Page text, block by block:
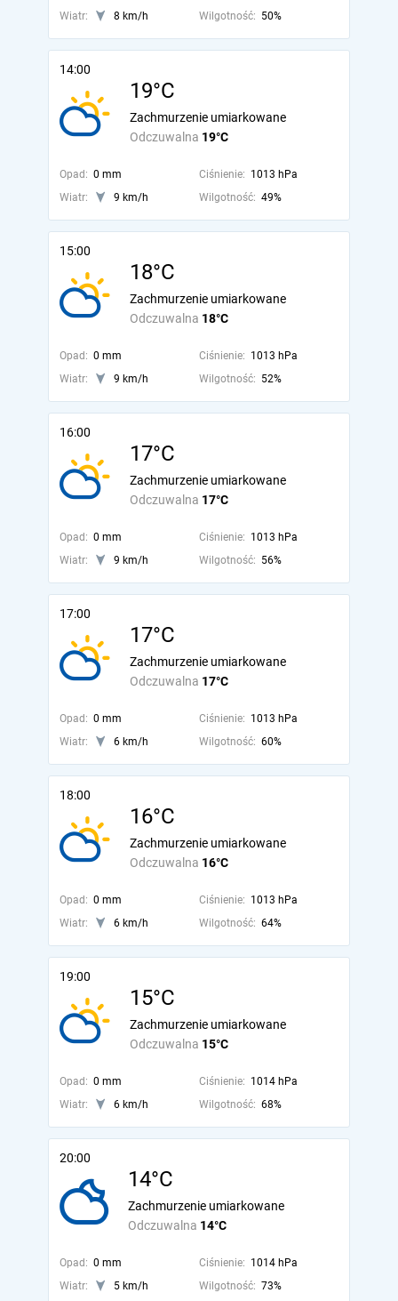
Wiatr:
8 km/h Wilgotność: 50%
14:00
19°C
Odczuwalna 19°C
Zachmurzenie umiarkowane
Opad: 0 mm Ciśnienie: 1013 hPa
Wiatr:
9 km/h Wilgotność: 49%
15:00
18°C
Odczuwalna 18°C
Zachmurzenie umiarkowane
Opad: 0 mm Ciśnienie: 1013 hPa
Wiatr:
9 km/h Wilgotność: 52%
16:00
17°C
Odczuwalna 17°C
Zachmurzenie umiarkowane
Opad: 0 mm Ciśnienie: 1013 hPa
Wiatr:
9 km/h Wilgotność: 56%
17:00
17°C
Odczuwalna 17°C
Zachmurzenie umiarkowane
Opad: 0 mm Ciśnienie: 1013 hPa
Wiatr:
6 km/h Wilgotność: 60%
18:00
16°C
Odczuwalna 16°C
Zachmurzenie umiarkowane
Opad: 0 mm Ciśnienie: 1013 hPa
Wiatr:
6 km/h Wilgotność: 64%
19:00
15°C
Odczuwalna 15°C
Zachmurzenie umiarkowane
Opad: 0 mm Ciśnienie: 1014 hPa
Wiatr:
6 km/h Wilgotność: 68%
20:00
14°C
Odczuwalna 14°C
Zachmurzenie umiarkowane
Opad: 0 mm Ciśnienie: 1014 hPa
Wiatr:
5 km/h Wilgotność: 73%